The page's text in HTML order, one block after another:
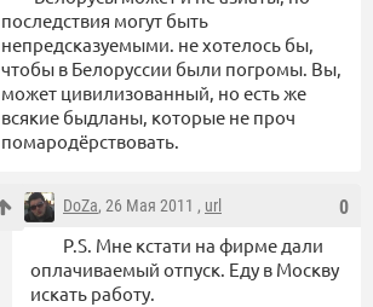
последствия могут быть
непредсказуемыми. не хотелось бы,
чтобы в Белоруссии были погромы. Вы,
может цивилизованный, но есть же
всякие быдланы, которые не проч
помародёрствовать.
0
DoZa, 26 Мая 2011 , url
P.S. Мне кстати на фирме дали
оплачиваемый отпуск. Еду в Москву
искать работу.